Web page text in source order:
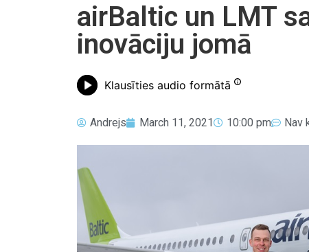
airBaltic un LMT
inovāciju jomā
Klausīties audio formātā
Andrejs March 11, 2021 10:00 pm Nav